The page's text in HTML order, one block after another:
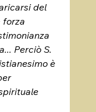
del
forza
Perciò S.
è